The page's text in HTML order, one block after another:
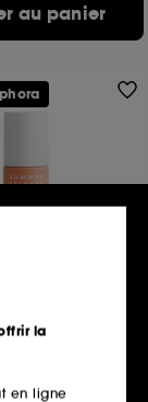
au panier
la
en ligne